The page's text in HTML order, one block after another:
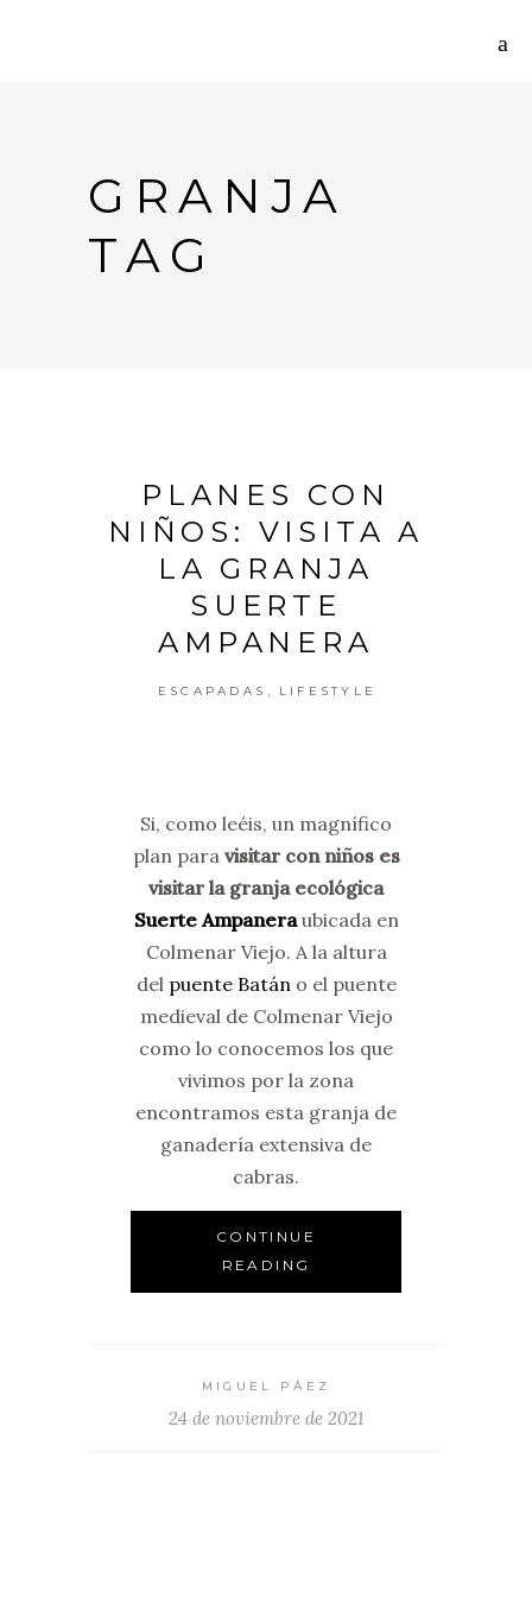
GRANJA
TAG
PLANES CON
NIÑOS: VISITA A
LA GRANJA
SUERTE
AMPANERA
ESCAPADAS LIFESTYLE
Si, como leéis, un magnífico
plan para visitar con niños es
visitar la granja ecológica
Suerte Ampaneraubicada en
Colmenar Viejo. A la altura
del puente Batáno el puente
medieval de Colmenar Viejo
como lo conocemos los que
vivimos por la zona
encontramos esta granja de
ganadería extensiva de
cabras.
CONTINUE
READING
MIGUEL PÁEZ
24 de noviembre de 2021